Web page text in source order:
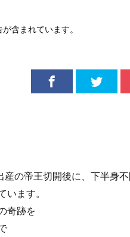
含まれています。
の帝王切開後に、下半身不
います。
奇跡を